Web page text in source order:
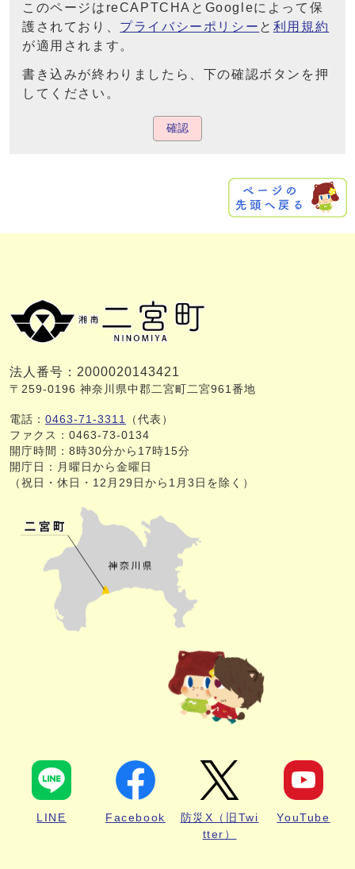
このページはreCAPTCHAとGoogleによって保
護されており、 プライバシーポリシー と 利用規約
が適用されます。
書き込みが終わりましたら、下の確認ボタンを押
してください。
確認
法人番号：2000020143421
〒259-0196 神奈川県中郡二宮町二宮961番地
電話： 0463-71-3311
（代表）
ファクス：0463-73-0134
開庁時間：8時30分から17時15分
開庁日：月曜日から金曜日
（祝日・休日・12月29日から1月3日を除く）
LINE Facebook
防災X（旧Twi
tter）
YouTube